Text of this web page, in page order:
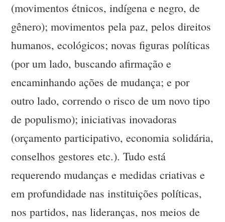
(movimentos étnicos, indígena e negro, de
gênero); movimentos pela paz, pelos direitos
humanos, ecológicos; novas figuras políticas
(por um lado, buscando afirmação e
encaminhando ações de mudança; e por
outro lado, correndo o risco de um novo tipo
de populismo); iniciativas inovadoras
(orçamento participativo, economia solidária,
conselhos gestores etc.). Tudo está
requerendo mudanças e medidas criativas e
em profundidade nas instituições políticas,
nos partidos, nas lideranças, nos meios de